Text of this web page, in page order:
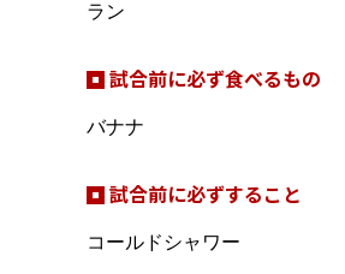
ラン
試合前に必ず食べるもの
バナナ
試合前に必ずすること
コールドシャワー